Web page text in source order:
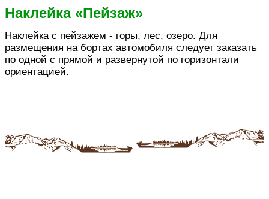
Наклейка «Пейзаж»
Наклейка с пейзажем - горы, лес, озеро. Для
размещения на бортах автомобиля следует заказать
по одной с прямой и развернутой по горизонтали
ориентацией.